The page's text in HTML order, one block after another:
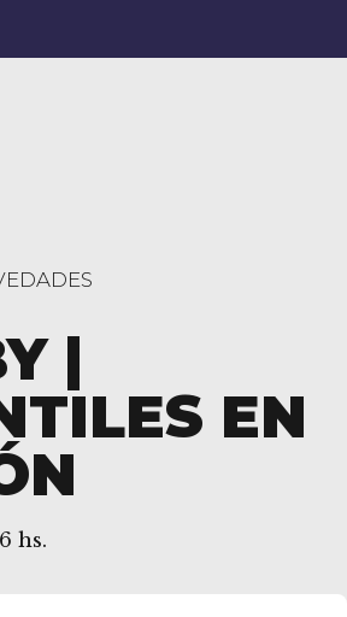
|
EN
hs.